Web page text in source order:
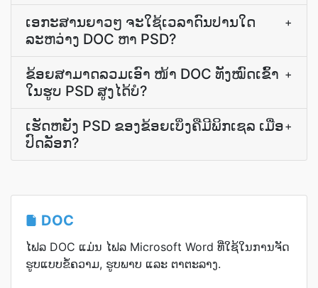
ເອກະສານ​ຍາວໆ ຈະ​ໃຊ້ເວລາ​ດົນປານໃດ
ລະຫວ່າງ DOC ຫາ PSD?
+
ຂ້ອຍສາມາດລວມເອົາ ໜ້າ DOC ທັງໝົດເຂົ້າ
ໃນຮູບ PSD ສູງໄດ້ບໍ?
+
ເຮັດ​ຫຍັງ PSD ຂອງ​ຂ້ອຍ​ເບິ່ງ​ຄື​ມີ​ພິກເຊລ ເມື່ອ​
ປົດລັອກ?
+
DOC
ໄຟລ DOC ແມ່ນ ໄຟລ Microsoft Word ທີ່ໃຊ້ໃນການຈັດ
ຮູບແບບຂໍ້ຄວາມ, ຮູບພາບ ແລະ ຕາຕະລາງ.